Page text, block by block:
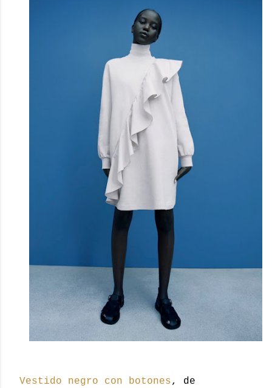
Vestido negro con botones, de